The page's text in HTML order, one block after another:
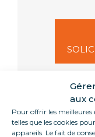
aux
Pour offrir les meilleures
telles que les cookies
appareils. Le fait de
Informations